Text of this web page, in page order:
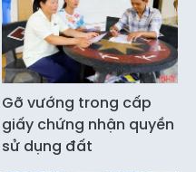
Gỡ vướng trong cấp
giấy chứng nhận quyền
sử dụng đất